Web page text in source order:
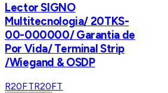
Lector SIGNO
Multitecnologia/ 20TKS-
00-000000/ Garantia de
Por Vida/ Terminal Strip
/Wiegand & OSDP
R20FTR20FT